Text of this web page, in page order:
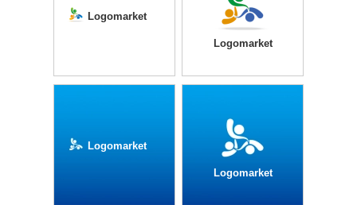
Logomarket
Logomarket
Logomarket
Logomarket